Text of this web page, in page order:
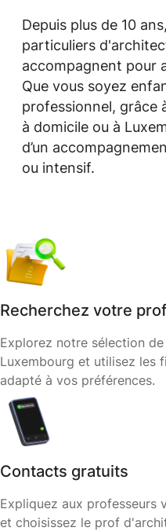
Depuis plus de 10
particuliers
accompagnent pour
Que vous soyez
professionnel, grâce
à domicile ou à
d’un
ou intensif.
Recherchez votre
Explorez notre sélection
Luxembourg et utilisez les
adapté à vos préférences.
Contacts gratuits
Expliquez aux professeurs
et choisissez le prof